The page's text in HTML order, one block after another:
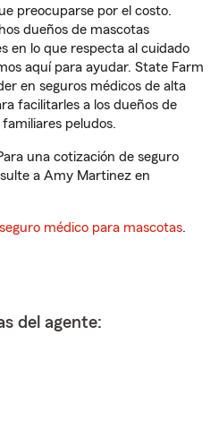
preocuparse por el costo.
dueños de mascotas
en lo que respecta al cuidado
aquí para ayudar. State Farm
en seguros médicos de alta
facilitarles a los dueños de
peludos.
una cotización de seguro
a Amy Martinez en
médico para mascotas.
del agente: